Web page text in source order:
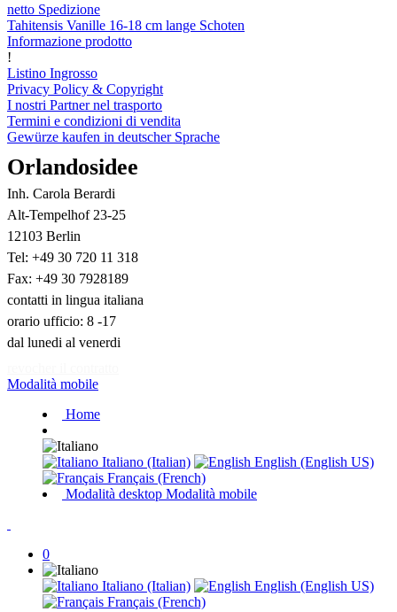
netto Spedizione
Tahitensis Vanille 16-18 cm lange Schoten
Informazione prodotto
!
Listino Ingrosso
Privacy Policy & Copyright
I nostri Partner nel trasporto
Termini e condizioni di vendita
Gewürze kaufen in deutscher Sprache
Orlandosidee
Inh. Carola Berardi
Alt-Tempelhof 23-25
12103 Berlin
Tel: +49 30 720 11 318
Fax: +49 30 7928189
contatti in lingua italiana
orario ufficio: 8 -17
dal lunedi al venerdi
Modalità mobile
Home
Italiano (Italian)
English (English US)
Français (French)
Modalità desktop Modalità mobile
0
Italiano (Italian)
English (English US)
Français (French)